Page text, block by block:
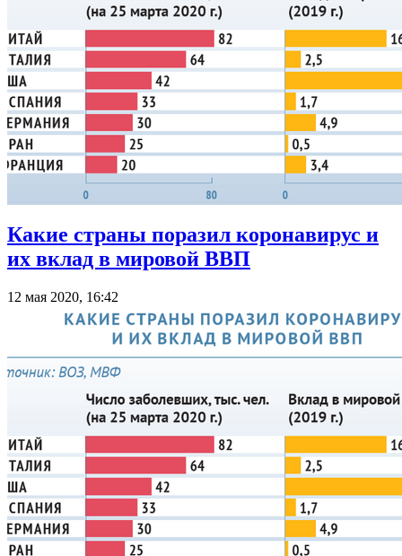
Какие страны поразил коронавирус и
их вклад в мировой ВВП
12 мая 2020, 16:42